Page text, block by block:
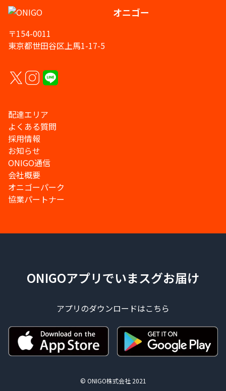
オニゴー
〒154-0011
東京都世田谷区上馬1-17-5
配達エリア
よくある質問
採用情報
お知らせ
ONIGO通信
会社概要
オニゴーパーク
協業パートナー
ONIGOアプリでいまスグお届け
アプリのダウンロードはこちら
© ONIGO株式会社 2021